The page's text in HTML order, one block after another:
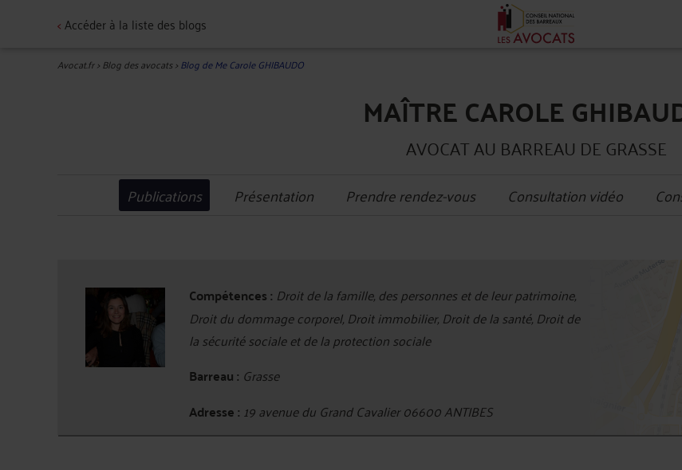
<Accéder à la liste des blogs
Avocat.fr>Blog des avocats>Blog de Me Carole GHIBAUDO
MAÎTRE CAROLE
AVOCAT AU BARREAU DE GRASSE
Publications Présentation Prendre rendez-vous Consultation vidéo
Compétences : Droit de la famille, des personnes et de leur patrimoine,
Droit du dommage corporel, Droit immobilier, Droit de la santé, Droit de
la sécurité sociale et de la protection sociale
Barreau : Grasse
Adresse : 19 avenue du Grand Cavalier 06600 ANTIBES